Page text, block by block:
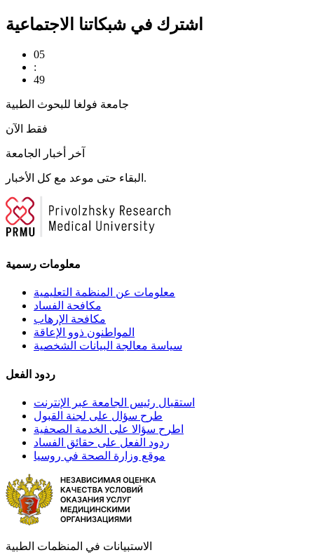
اشترك في شبكاتنا الاجتماعية
05
:
49
جامعة فولغا للبحوث الطبية
فقط الآن
آخر أخبار الجامعة
البقاء حتى موعد مع كل الأخبار.
معلومات رسمية
معلومات عن المنظمة التعليمية
مكافحة الفساد
مكافحة الإرهاب
المواطنون ذوو الإعاقة
سياسة معالجة البيانات الشخصية
ردود الفعل
استقبال رئيس الجامعة عبر الإنترنت
طرح سؤال على لجنة القبول
اطرح سؤالا على الخدمة الصحفية
ردود الفعل على حقائق الفساد
موقع وزارة الصحة في روسيا
الاستبيانات في المنظمات الطبية